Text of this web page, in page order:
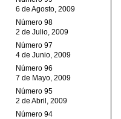
6 de Agosto, 2009
Número 98
2 de Julio, 2009
Número 97
4 de Junio, 2009
Número 96
7 de Mayo, 2009
Número 95
2 de Abril, 2009
Número 94